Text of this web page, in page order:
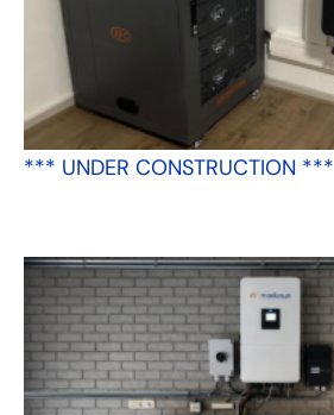
*** UNDER CONSTRUCTION ***